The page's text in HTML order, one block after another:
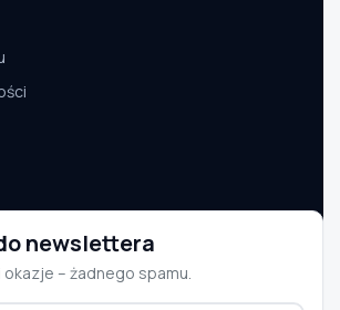
newslettera
– żadnego spamu.